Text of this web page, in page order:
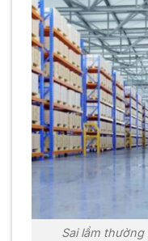
Sai lầm